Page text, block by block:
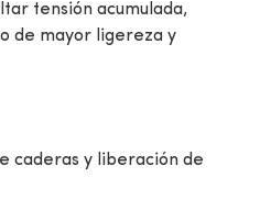
tensión acumulada,
de mayor ligereza y
caderas y liberación de